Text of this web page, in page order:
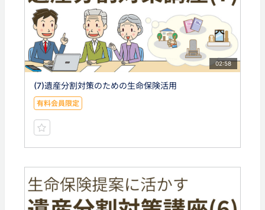
02:58
(7)遺産分割対策のための生命保険活用
有料会員限定